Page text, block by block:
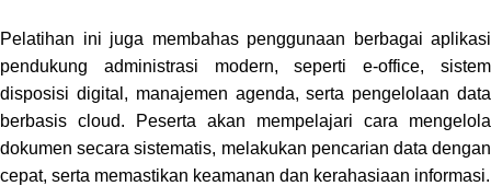
Pelatihan ini juga membahas penggunaan berbagai aplikasi
pendukung administrasi modern, seperti e-office, sistem
disposisi digital, manajemen agenda, serta pengelolaan data
berbasis cloud. Peserta akan mempelajari cara mengelola
dokumen secara sistematis, melakukan pencarian data dengan
cepat, serta memastikan keamanan dan kerahasiaan informasi.